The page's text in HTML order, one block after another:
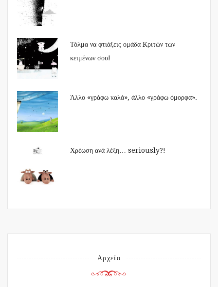
Τόλμα να φτιάξεις ομάδα Kριτών των
κειμένων σου!
Άλλο «γράφω καλά», άλλο «γράφω όμορφα».
Χρέωση ανά λέξη… seriously?!
Αρχείο